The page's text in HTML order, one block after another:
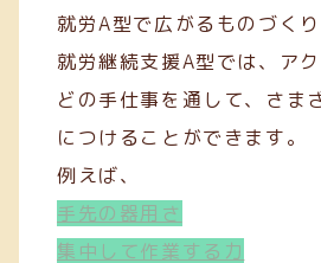
就労A型で広がるものづく
就労継続支援A型では、ア
どの手仕事を通して、さま
につけることができます。
例えば、
手先の器用さ
集中して作業する力